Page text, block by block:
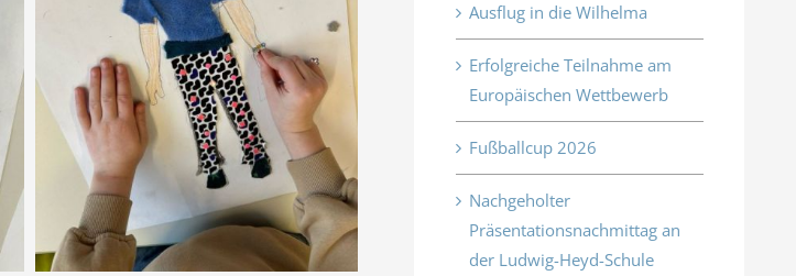
Ausflug in die Wilhelma
Erfolgreiche Teilnahme am
Europäischen Wettbewerb
Fußballcup 2026
Nachgeholter
Präsentationsnachmittag an
der Ludwig-Heyd-Schule